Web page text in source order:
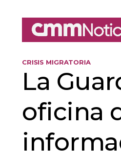
CRISIS MIGRATORIA
La
oficina